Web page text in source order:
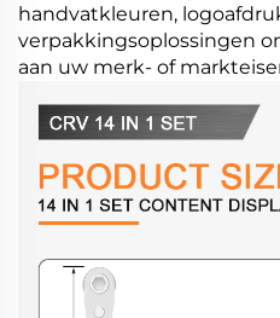
handvatkleuren,
verpakkingsoplossingen
aan uw merk- of